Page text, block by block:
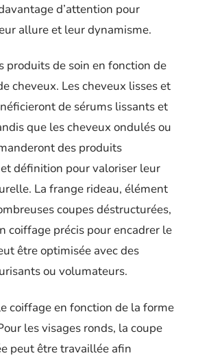
d’attention pour
allure et leur dynamisme.
produits de soin en fonction de
cheveux. Les cheveux lisses et
de sérums lissants et
que les cheveux ondulés ou
des produits
définition pour valoriser leur
La frange rideau, élément
coupes déstructurées,
coiffage précis pour encadrer le
être optimisée avec des
ou volumateurs.
coiffage en fonction de la forme
les visages ronds, la coupe
peut être travaillée afin